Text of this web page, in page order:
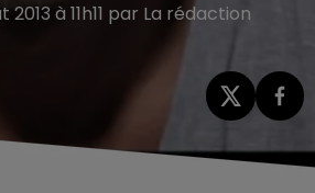
2013 à 11h11 par La rédaction